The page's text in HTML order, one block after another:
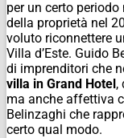
per un certo periodo
della proprietà nel
voluto riconnettere
Villa d’Este. Guido
di imprenditori che
villa in Grand Hotel,
ma anche affettiva
Belinzaghi che
certo qual modo.